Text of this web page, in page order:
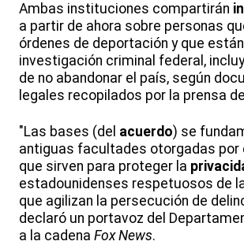
Ambas instituciones compartirán
a partir de ahora sobre personas
órdenes de deportación y que
investigación criminal federal,
de no abandonar el país, según
legales recopilados por la prensa de
"Las bases (del acuerdo) se
antiguas facultades otorgadas por
que sirven para proteger la
estadounidenses respetuosos de
que agilizan la persecución de
declaró un portavoz del
a la cadena Fox News.